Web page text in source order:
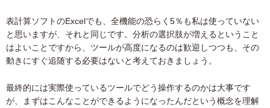
表計算ソフトのExcelでも、全機能の恐らく5％も私は使っていない
と思いますが、それと同じです。分析の選択肢が増えるということ
はよいことですから、ツールが高度になるのは歓迎しつつも、その
動きにすぐ追随する必要はないと考えておきましょう。
最終的には実際使っているツールでどう操作するのかは大事です
が、まずはこんなことができるようになったんだという概念を理解